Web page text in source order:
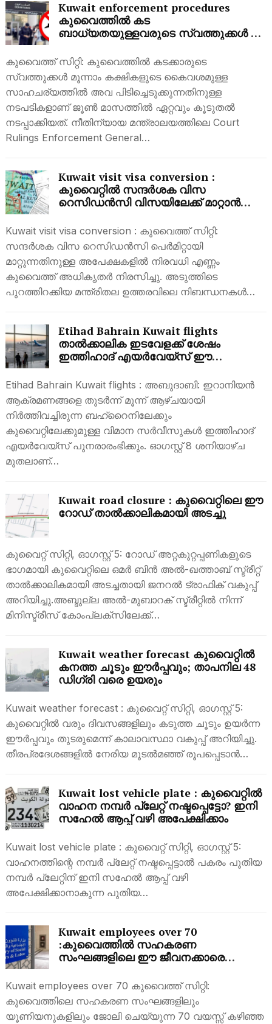
Kuwait enforcement procedures
കുവൈത്തിൽ കട
ബാധ്യതയുള്ളവരുടെ സ്വത്തുക്കൾ വേ​
പിടിച്ചെടുക്കൽ നടപടികൾ വർധിച്ചു;
ജൂണിൽ കൈകൊണ്ടത് 83,380
നടപടികൾ
കുവൈത്ത് സിറ്റി: കുവൈത്തിൽ കടക്കാരുടെ
സ്വത്തുക്കൾ മൂന്നാം കക്ഷികളുടെ കൈവശമുള്ള
സാഹചര്യത്തിൽ അവ പിടിച്ചെടുക്കുന്നതിനുള്ള
നടപടികളാണ് ജൂൺ മാസത്തിൽ ഏറ്റവും കൂടുതൽ
നടപ്പാക്കിയത്. നീതിന്യായ മന്ത്രാലയത്തിലെ Court
Rulings Enforcement General…
Kuwait visit visa conversion :
കുവൈറ്റിൽ സന്ദർശക വിസ
റെസിഡൻസി വിസയിലേക്ക് മാറ്റാൻ
നിരസിച്ചു
Kuwait visit visa conversion : കുവൈത്ത് സിറ്റി:
സന്ദർശക വിസ റെസിഡൻസി പെർമിറ്റായി
മാറ്റുന്നതിനുള്ള അപേക്ഷകളിൽ നിരവധി എണ്ണം
കുവൈത്ത് അധികൃതർ നിരസിച്ചു. അടുത്തിടെ
പുറത്തിറക്കിയ മന്ത്രിതല ഉത്തരവിലെ നിബന്ധനകൾ…
Etihad Bahrain Kuwait flights
താൽക്കാലിക ഇടവേളക്ക് ശേഷം
ഇത്തിഹാദ് എയർവേയ്‌സ് ഈ
പുനരാരംഭിക്കുന്നു
Etihad Bahrain Kuwait flights : അബുദാബി: ഇറാനിയൻ
ആക്രമണങ്ങളെ തുടർന്ന് മൂന്ന് ആഴ്ചയായി
നിർത്തിവച്ചിരുന്ന ബഹ്‌റൈനിലേക്കും
കുവൈറ്റിലേക്കുമുള്ള വിമാന സർവീസുകൾ ഇത്തിഹാദ്
എയർവേയ്‌സ് പുനരാരംഭിക്കും. ഓഗസ്റ്റ് 8 ശനിയാഴ്ച
മുതലാണ്…
Kuwait road closure : കുവൈറ്റിലെ ഈ
റോഡ് താൽക്കാലികമായി അടച്ചു
കുവൈറ്റ് സിറ്റി, ഓഗസ്റ്റ് 5: റോഡ് അറ്റകുറ്റപ്പണികളുടെ
ഭാഗമായി കുവൈറ്റിലെ ഒമർ ബിൻ അൽ-ഖത്താബ് സ്ട്രീറ്റ്
താൽക്കാലികമായി അടച്ചതായി ജനറൽ ട്രാഫിക് വകുപ്പ്
അറിയിച്ചു.അബ്ദുല്ല അൽ-മുബാറക് സ്ട്രീറ്റിൽ നിന്ന്
മിനിസ്ട്രീസ് കോംപ്ലക്സിലേക്ക്…
Kuwait weather forecast കുവൈറ്റിൽ
കനത്ത ചൂടും ഈർപ്പവും; താപനില 48
ഡിഗ്രി വരെ ഉയരും
Kuwait weather forecast : കുവൈറ്റ് സിറ്റി, ഓഗസ്റ്റ് 5:
കുവൈറ്റിൽ വരും ദിവസങ്ങളിലും കടുത്ത ചൂടും ഉയർന്ന
ഈർപ്പവും തുടരുമെന്ന് കാലാവസ്ഥാ വകുപ്പ് അറിയിച്ചു.
തീരപ്രദേശങ്ങളിൽ നേരിയ മൂടൽമഞ്ഞ് രൂപപ്പെടാൻ…
Kuwait lost vehicle plate : കുവൈറ്റിൽ
വാഹന നമ്പർ പ്ലേറ്റ് നഷ്ടപ്പെട്ടോ? ഇനി
സഹേൽ ആപ്പ് വഴി അപേക്ഷിക്കാം
Kuwait lost vehicle plate : കുവൈറ്റ് സിറ്റി, ഓഗസ്റ്റ് 5:
വാഹനത്തിന്റെ നമ്പർ പ്ലേറ്റ് നഷ്ടപ്പെട്ടാൽ പകരം പുതിയ
നമ്പർ പ്ലേറ്റിന് ഇനി സഹേൽ ആപ്പ് വഴി
അപേക്ഷിക്കാനാകുന്ന പുതിയ…
Kuwait employees over 70
:കുവൈത്തിൽ സഹകരണ
സംഘങ്ങളിലെ ഈ ജീവനക്കാരെ
Kuwait employees over 70 കുവൈത്ത് സിറ്റി:
കുവൈത്തിലെ സഹകരണ സംഘങ്ങളിലും
യൂണിയനുകളിലും ജോലി ചെയ്യുന്ന 70 വയസ്സ് കഴിഞ്ഞ